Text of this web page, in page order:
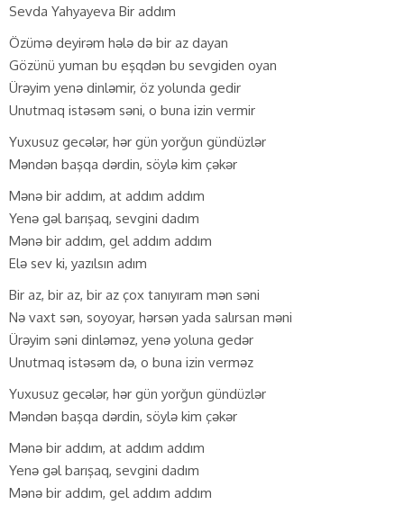
Sevda Yahyayeva Bir addım
Özümə deyirəm hələ də bir az dayan
Gözünü yuman bu eşqdən bu sevgiden oyan
Ürəyim yenə dinləmir, öz yolunda gedir
Unutmaq istəsəm səni, o buna izin vermir
Yuxusuz gecələr, hər gün yorğun gündüzlər
Məndən başqa dərdin, söylə kim çəkər
Mənə bir addım, at addım addım
Yenə gəl barışaq, sevgini dadım
Mənə bir addım, gel addım addım
Elə sev ki, yazılsın adım
Bir az, bir az, bir az çox tanıyıram mən səni
Nə vaxt sən, soyoyar, hərsən yada salırsan məni
Ürəyim səni dinləməz, yenə yoluna gedər
Unutmaq istəsəm də, o buna izin verməz
Yuxusuz gecələr, hər gün yorğun gündüzlər
Məndən başqa dərdin, söylə kim çəkər
Mənə bir addım, at addım addım
Yenə gəl barışaq, sevgini dadım
Mənə bir addım, gel addım addım